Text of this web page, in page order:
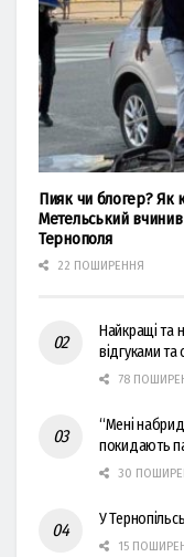
Пияк чи блогер? Як
Метельський
Тернополя
22 ПОШИРЕННЯ
Найкращі та
відгуками та
78
“Мені
покидають
30
У
15